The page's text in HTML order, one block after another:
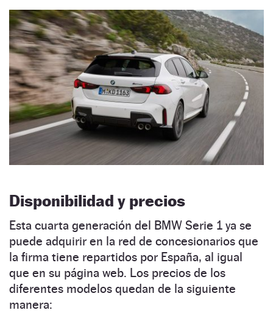
Disponibilidad y precios
Esta cuarta generación del BMW Serie 1 ya se
puede adquirir en la red de concesionarios que
la firma tiene repartidos por España, al igual
que en su página web. Los precios de los
diferentes modelos quedan de la siguiente
manera: